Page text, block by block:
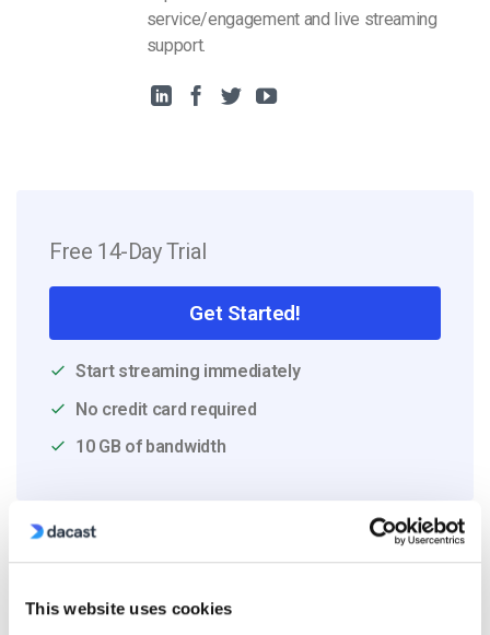
This website uses cookies
service/engagement and live streaming
support.
Free 14-Day Trial
Get Started!
Start streaming immediately
No credit card required
10 GB of bandwidth
Read Next